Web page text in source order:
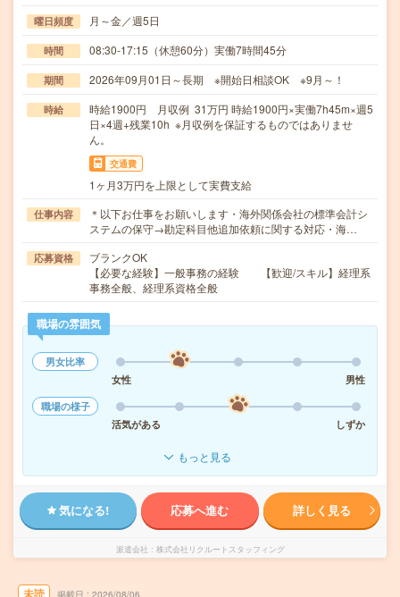
曜日頻度 月～金／週5日
時間 08:30-17:15（休憩60分）実働7時間45分
期間 2026年09月01日～長期 ※開始日相談OK ※9月～！
時給
時給1900円 月収例 31万円 時給1900円×実働7h45m×週5
日×4週+残業10h ※月収例を保証するものではありませ
ん。
交通費
1ヶ月3万円を上限として実費支給
仕事内容
＊以下お仕事をお願いします・海外関係会社の標準会計シ
ステムの保守→勘定科目他追加依頼に関する対応・海…
応募資格
ブランクOK
【必要な経験】一般事務の経験 【歓迎/スキル】経理系
事務全般、経理系資格全般
職場の雰囲気
男女比率
女性
男性
職場の様子
活気がある
しずか
もっと見る
気になる! 応募へ進む 詳しく見る
派遣会社 株式会社リクルートスタッフィング
未読 掲載日 2026/08/06